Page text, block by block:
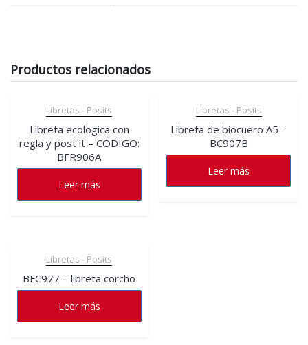
Productos relacionados
Libretas - Posits
Libreta ecologica con
regla y post it – CODIGO:
BFR906A
Leer más
Libretas - Posits
Libreta de biocuero A5 –
BC907B
Leer más
Libretas - Posits
BFC977 – libreta corcho
Leer más